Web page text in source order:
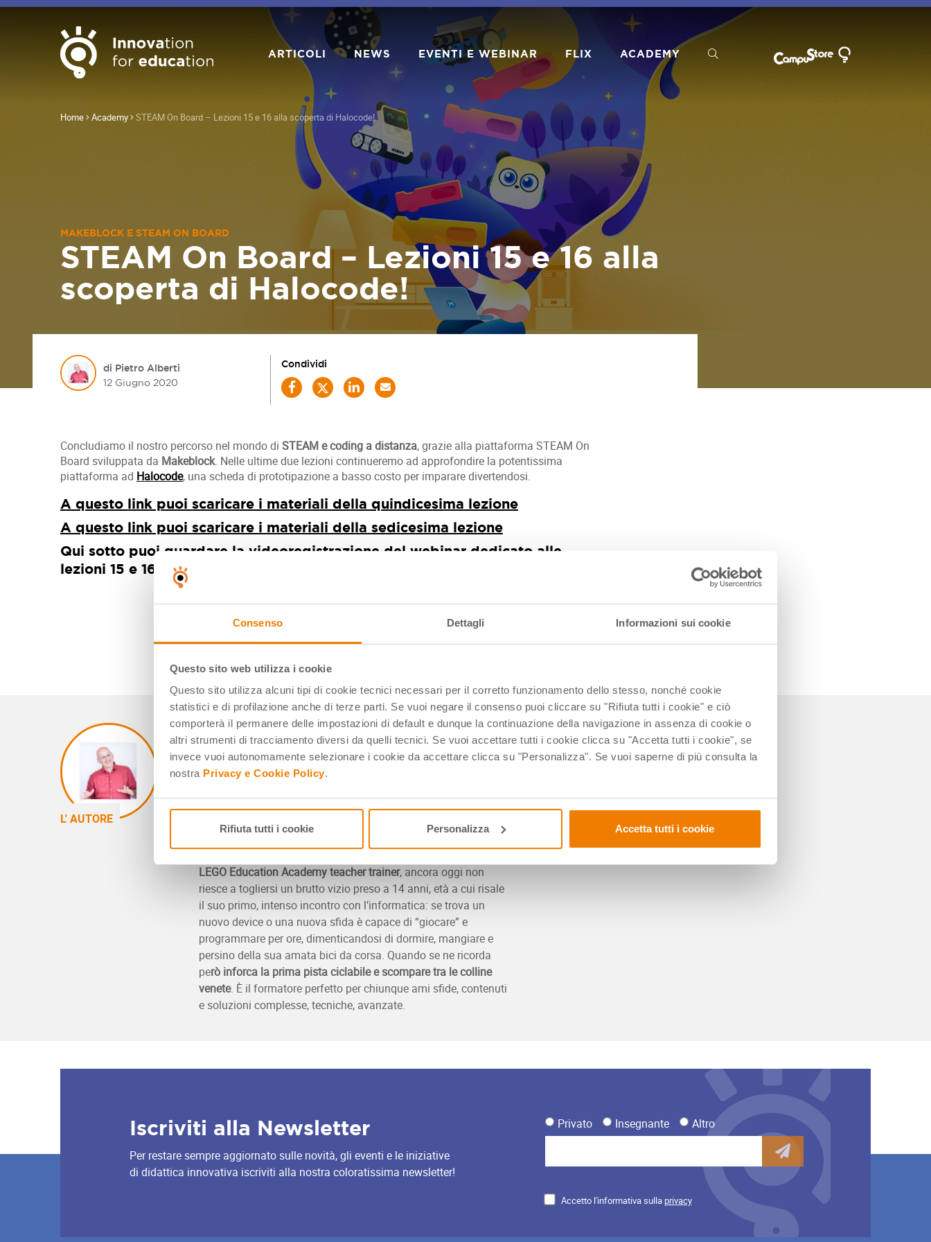
Consenso Dettagli Informazioni sui cookie
Questo sito web utilizza i cookie
Questo sito utilizza alcuni tipi di cookie tecnici necessari per il corretto funzionamento dello stesso, nonché cookie
statistici e di profilazione anche di terze parti. Se vuoi negare il consenso puoi cliccare su "Rifiuta tutti i cookie" e ciò
comporterà il permanere delle impostazioni di default e dunque la continuazione della navigazione in assenza di cookie o
altri strumenti di tracciamento diversi da quelli tecnici. Se vuoi accettare tutti i cookie clicca su "Accetta tutti i cookie", se
invece vuoi autonomamente selezionare i cookie da accettare clicca su "Personalizza". Se vuoi saperne di più consulta la
nostra Privacy e Cookie Policy.
Rifiuta tutti i cookie Personalizza Accetta tutti i cookie
ARTICOLI NEWS EVENTI E WEBINAR FLIX ACADEMY
Home Academy STEAM On Board – Lezioni 15 e 16 alla scoperta di Halocode!
MAKEBLOCK E STEAM ON BOARD
STEAM On Board – Lezioni 15 e 16 alla
scoperta di Halocode!
di Pietro Alberti
12 Giugno 2020
Condividi
Concludiamo il nostro percorso nel mondo di STEAM e coding a distanza, grazie alla piattaforma STEAM On
Board sviluppata da Makeblock. Nelle ultime due lezioni continueremo ad approfondire la potentissima
piattaforma ad Halocode, una scheda di prototipazione a basso costo per imparare divertendosi.
A questo link puoi scaricare i materiali della quindicesima lezione
A questo link puoi scaricare i materiali della sedicesima lezione
Qui sotto puoi guardare la videoregistrazione del webinar dedicato alle
lezioni 15 e 16
L' AUTORE
Pietro Alberti
Ingegnere per formazione, uomo-che-sussurra-ai-robot per
vocazione, scalatore ciclistico per scelta: è sicuramente
segue progetti di ricerca e sperimentazioni avanzate con alcuni
grandi nomi del panorama dell’elettronica e dell’intelligenza
collaborazioni con Intel, IBM,
LEGO Education Academy teacher trainer, ancora oggi non
riesce a togliersi un brutto vizio preso a 14 anni, età a cui risale
il suo primo, intenso incontro con l’informatica: se trova un
nuovo device o una nuova sfida è capace di “giocare” e
programmare per ore, dimenticandosi di dormire, mangiare e
persino della sua amata bici da corsa. Quando se ne ricorda
però inforca la prima pista ciclabile e scompare tra le colline
venete. È il formatore perfetto per chiunque ami sfide, contenuti
e soluzioni complesse, tecniche, avanzate.
Iscriviti alla Newsletter
Per restare sempre aggiornato sulle novità, gli eventi e le iniziative
di didattica innovativa iscriviti alla nostra coloratissima newsletter!
Privato Insegnante Altro
Accetto l'informativa sulla privacy